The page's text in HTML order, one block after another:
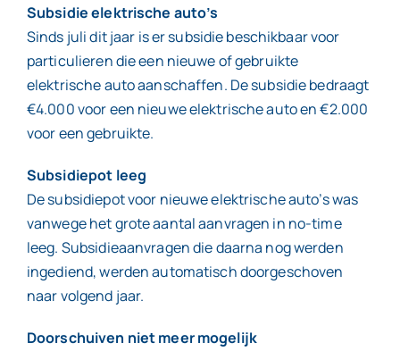
Subsidie elektrische auto’s
Sinds juli dit jaar is er subsidie beschikbaar voor
particulieren die een nieuwe of gebruikte
elektrische auto aanschaffen. De subsidie bedraagt
€4.000 voor een nieuwe elektrische auto en €2.000
voor een gebruikte.
Subsidiepot leeg
De subsidiepot voor nieuwe elektrische auto’s was
vanwege het grote aantal aanvragen in no-time
leeg. Subsidieaanvragen die daarna nog werden
ingediend, werden automatisch doorgeschoven
naar volgend jaar.
Doorschuiven niet meer mogelijk